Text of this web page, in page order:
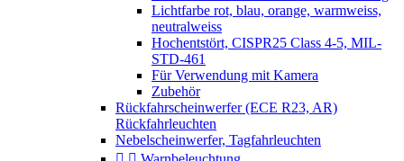
Lichtfarbe rot, blau, orange, warmweiss,
neutralweiss
Hochentstört, CISPR25 Class 4-5, MIL-
STD-461
Für Verwendung mit Kamera
Zubehör
Rückfahrscheinwerfer (ECE R23, AR)
Rückfahrleuchten
Nebelscheinwerfer, Tagfahrleuchten